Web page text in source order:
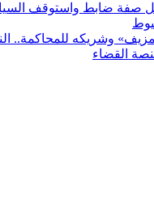
صفة ضابط واستوقف
وشريكه للمحاكمة..
القضاء